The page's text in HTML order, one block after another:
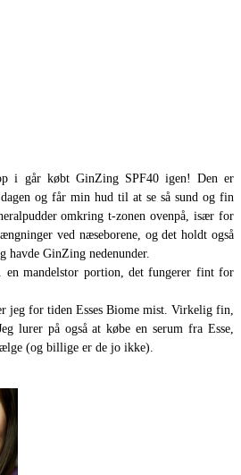
i går købt GinZing SPF40 igen! Den er
og får min hud til at se så sund og fin
omkring t-zonen ovenpå, især for
ved næseborene, og det holdt også
havde GinZing nedenunder.
en mandelstor portion, det fungerer fint for
jeg for tiden Esses Biome mist. Virkelig fin,
lurer på også at købe en serum fra Esse,
(og billige er de jo ikke).